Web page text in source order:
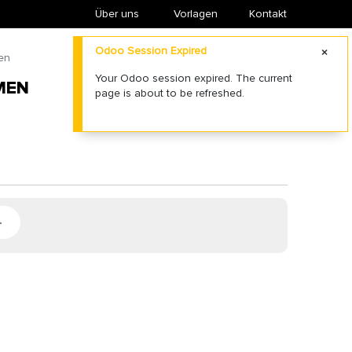
Über uns ​Vorlagen Kontakt
Odoo Session Expired
Your Odoo session expired. The current
page is about to be refreshed.